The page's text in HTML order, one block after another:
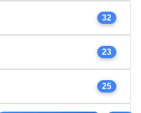
32
23
25